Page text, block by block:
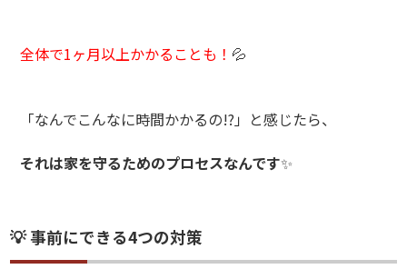
全体で1ヶ月以上かかることも！ 💦
「なんでこんなに時間かかるの!?」と感じたら、
それは家を守るためのプロセスなんです✨
💡 事前にできる4つの対策